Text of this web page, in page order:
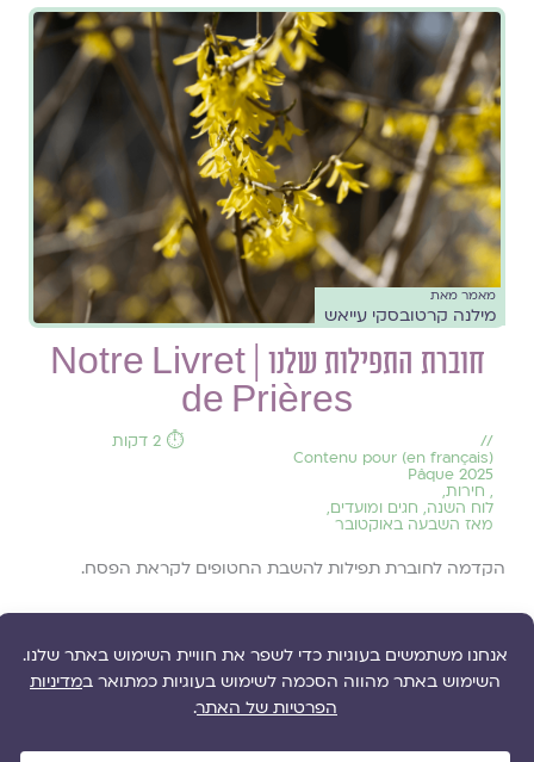
מאמר מאת
מילנה קרטובסקי עייאש
חוברת התפילות שלנו | Notre Livret
de Prières
//
(en français) Contenu pour
Pâque 2025
, חירות,
לוח השנה, חגים ומועדים,
מאז השבעה באוקטובר
⏱️ 2 דקות
הקדמה לחוברת תפילות להשבת החטופים לקראת הפסח.
להמשך קריאה ››
אסופת פסח